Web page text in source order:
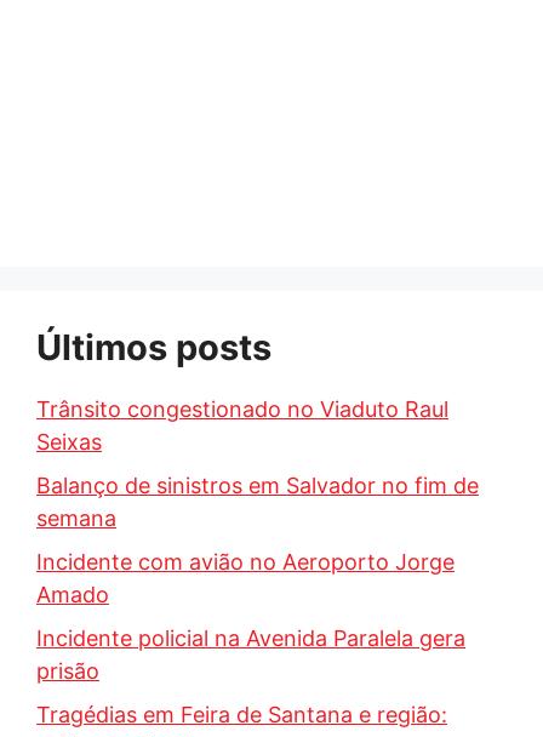
Últimos posts
Trânsito congestionado no Viaduto Raul
Seixas
Balanço de sinistros em Salvador no fim de
semana
Incidente com avião no Aeroporto Jorge
Amado
Incidente policial na Avenida Paralela gera
prisão
Tragédias em Feira de Santana e região: